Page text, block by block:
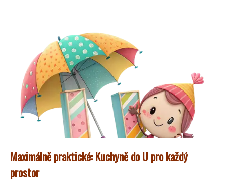
Maximálně praktické: Kuchyně do U pro každý
prostor